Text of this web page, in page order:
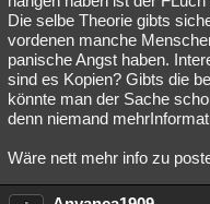
Die selbe Theorie gibts
vordenen manche
panische Angst haben.
sind es Kopien? Gibts die
könnte man der Sache
denn niemand
Wäre nett mehr info zu